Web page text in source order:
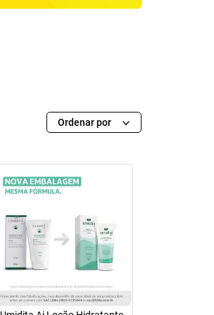
Ordenar por